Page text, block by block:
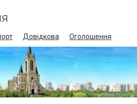
Довідкова Оголошення